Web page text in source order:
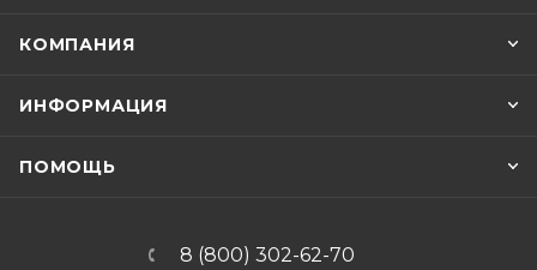
КОМПАНИЯ
ИНФОРМАЦИЯ
ПОМОЩЬ
8 (800) 302-62-70